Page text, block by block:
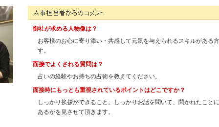
御社が求める人物像は？
お客様のお心に寄り添い・共感して元気を与えられるスキルがある
す。
面接でよくされる質問は？
占いの経験やお持ちの占術を教えてください。
面接時にもっとも重視されているポイントはどこですか？
しっかり挨拶ができること。しっかりお話を聞いて、聞かれたこと
あるかを見させて頂きます。